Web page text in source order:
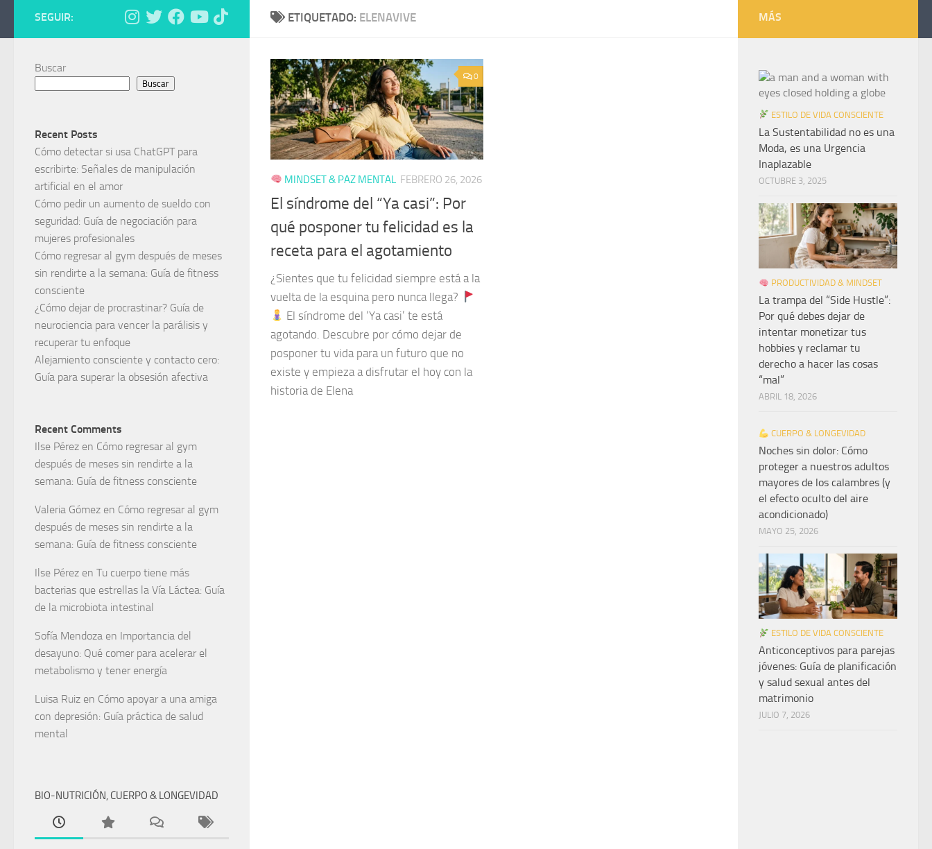
ETIQUETADO: ELENAVIVE
0
MINDSET & PAZ MENTAL FEBRERO 26, 2026
El síndrome del “Ya casi”: Por
qué posponer tu felicidad es la
receta para el agotamiento
¿Sientes que tu felicidad siempre está a la
vuelta de la esquina pero nunca llega?
El síndrome del ‘Ya casi’ te está
agotando. Descubre por cómo dejar de
posponer tu vida para un futuro que no
existe y empieza a disfrutar el hoy con la
historia de Elena
SEGUIR:
Buscar
Buscar
Recent Posts
Cómo detectar si usa ChatGPT para
escribirte: Señales de manipulación
artificial en el amor
Cómo pedir un aumento de sueldo con
seguridad: Guía de negociación para
mujeres profesionales
Cómo regresar al gym después de meses
sin rendirte a la semana: Guía de fitness
consciente
¿Cómo dejar de procrastinar? Guía de
neurociencia para vencer la parálisis y
recuperar tu enfoque
Alejamiento consciente y contacto cero:
Guía para superar la obsesión afectiva
Recent Comments
Ilse Pérez en Cómo regresar al gym
después de meses sin rendirte a la
semana: Guía de fitness consciente
Valeria Gómez en Cómo regresar al gym
después de meses sin rendirte a la
semana: Guía de fitness consciente
Ilse Pérez en Tu cuerpo tiene más
bacterias que estrellas la Vía Láctea: Guía
de la microbiota intestinal
Sofía Mendoza en Importancia del
desayuno: Qué comer para acelerar el
metabolismo y tener energía
Luisa Ruiz en Cómo apoyar a una amiga
con depresión: Guía práctica de salud
mental
BIO-NUTRICIÓN, CUERPO & LONGEVIDAD
MÁS
ESTILO DE VIDA CONSCIENTE
La Sustentabilidad no es una
Moda, es una Urgencia
Inaplazable
OCTUBRE 3, 2025
PRODUCTIVIDAD & MINDSET
La trampa del “Side Hustle”:
Por qué debes dejar de
intentar monetizar tus
hobbies y reclamar tu
derecho a hacer las cosas
“mal”
ABRIL 18, 2026
CUERPO & LONGEVIDAD
Noches sin dolor: Cómo
proteger a nuestros adultos
mayores de los calambres (y
el efecto oculto del aire
acondicionado)
MAYO 25, 2026
ESTILO DE VIDA CONSCIENTE
Anticonceptivos para parejas
jóvenes: Guía de planificación
y salud sexual antes del
matrimonio
JULIO 7, 2026